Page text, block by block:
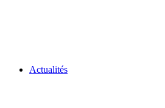
Actualités